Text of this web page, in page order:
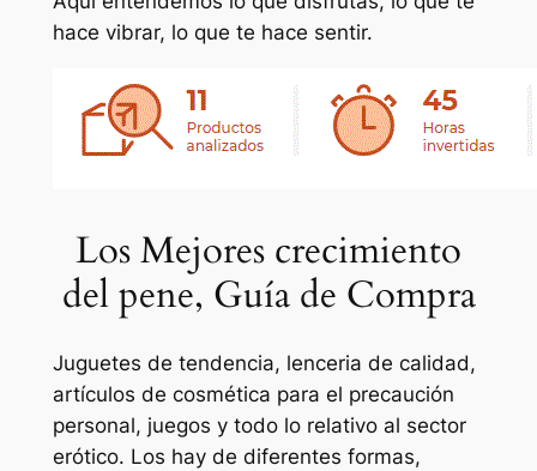
hace vibrar, lo que te hace sentir.
Los Mejores crecimiento
del pene, Guía de Compra
Juguetes de tendencia, lenceria de calidad,
artículos de cosmética para el precaución
personal, juegos y todo lo relativo al sector
erótico. Los hay de diferentes formas,